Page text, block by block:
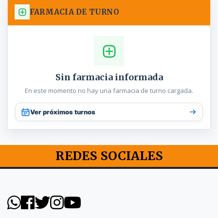
FARMACIA DE TURNO
Sin farmacia informada
En este momento no hay una farmacia de turno cargada.
Ver próximos turnos
REDES SOCIALES